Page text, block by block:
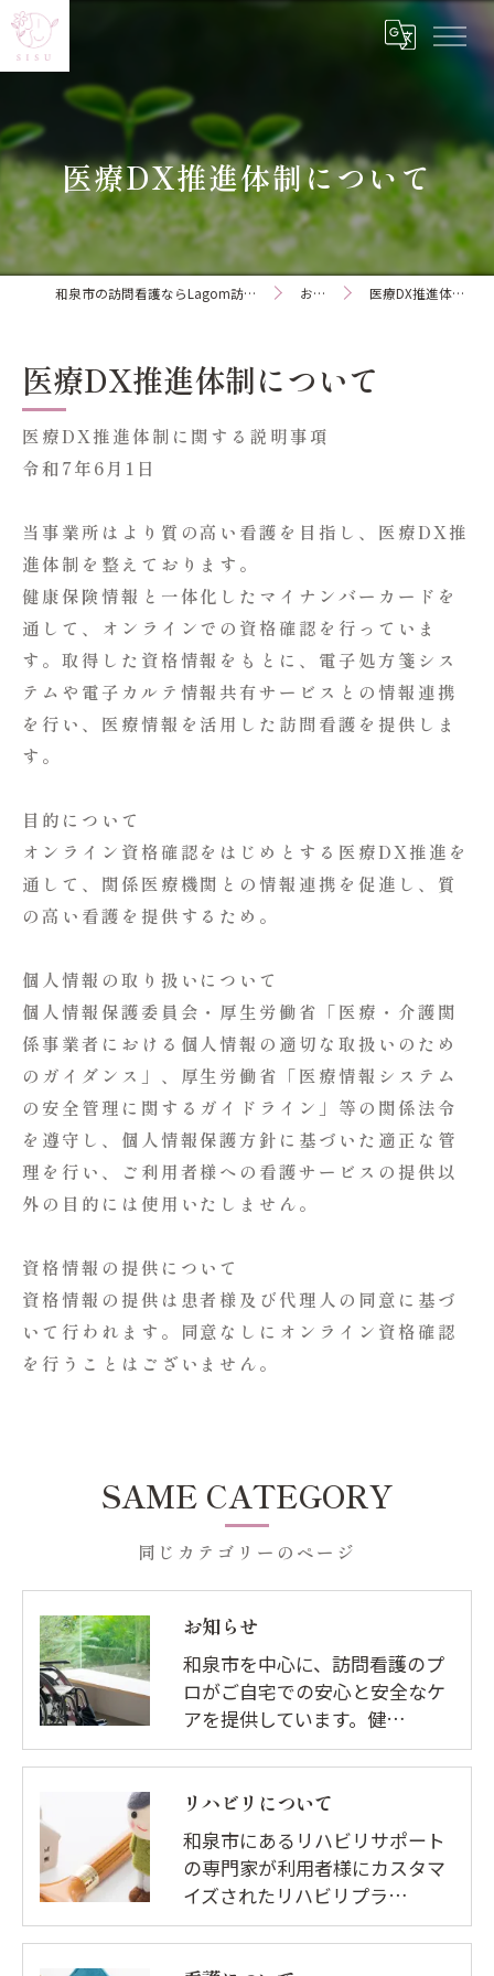
医療DX推進体制について
和泉市の訪問看護ならLagom訪問看護ステーション お知らせ 医療DX推進体制について
医療DX推進体制について
医療DX推進体制に関する説明事項
令和7年6 月 1 日
当事業所はより質の高い看護を目指し、医療DX推
進体制を整えております。
健康保険情報と一体化したマイナンバーカードを
通して、オンラインでの資格確認を行っていま
す。取得した資格情報をもとに、電子処方箋シス
テムや電子カルテ情報共有サービスとの情報連携
を行い、医療情報を活用した訪問看護を提供しま
す。
目的について
オンライン資格確認をはじめとする医療DX推進を
通して、関係医療機関との情報連携を促進し、質
の高い看護を提供するため。
個人情報の取り扱いについて
個人情報保護委員会・厚生労働省「医療・介護関
係事業者における個人情報の適切な取扱いのため
のガイダンス」、厚生労働省「医療情報システム
の安全管理に関するガイドライン」等の関係法令
を遵守し、個人情報保護方針に基づいた適正な管
理を行い、ご利用者様への看護サービスの提供以
外の目的には使用いたしません。
資格情報の提供について
資格情報の提供は患者様及び代理人の同意に基づ
いて行われます。同意なしにオンライン資格確認
を行うことはございません。
同じカテゴリーのページ
SAME CATEGORY
お知らせ
和泉市を中心に、訪問看護のプ
ロがご自宅での安心と安全なケ
アを提供しています。健…
リハビリについて
和泉市にあるリハビリサポート
の専門家が利用者様にカスタマ
イズされたリハビリプラ…